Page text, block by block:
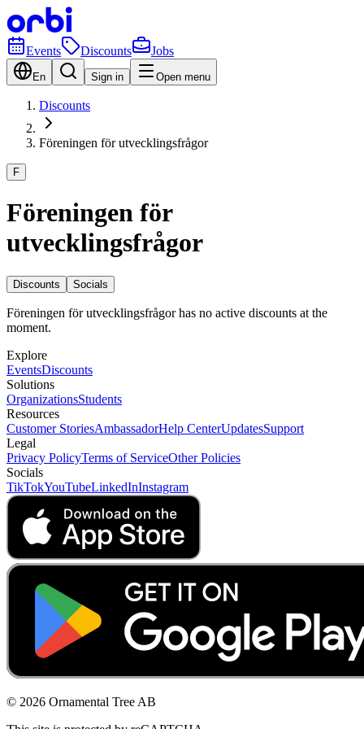
Events Discounts Jobs
En Sign in Open menu
Discounts
Föreningen för utvecklingsfrågor
F
Föreningen för
utvecklingsfrågor
Discounts Socials
Föreningen för utvecklingsfrågor has no active discounts at the
moment.
Explore
EventsDiscounts
Solutions
OrganizationsStudents
Resources
Customer StoriesAmbassadorHelp CenterUpdatesSupport
Legal
Privacy PolicyTerms of ServiceOther Policies
Socials
TikTokYouTubeLinkedInInstagram
© 2026 Ornamental Tree AB